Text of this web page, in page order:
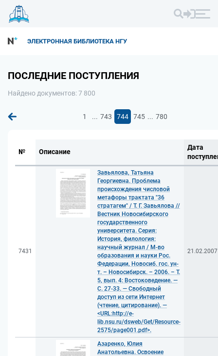
ЭЛЕКТРОННАЯ БИБЛИОТЕКА НГУ
ПОСЛЕДНИЕ ПОСТУПЛЕНИЯ
Найдено документов: 7 800
1 ... 743 744 745 ... 780
№ Описание
Дата
7431
Завьялова, Татьяна
Георгиевна. Проблема
происхождения числовой
метафоры трактата "36
стратагем" / Т. Г. Завьялова //
Вестник Новосибирского
государственного
университета. Серия:
История, филология:
научный журнал / М-во
образования и науки Рос.
Федерации, Новосиб. гос. ун-
т. – Новосибирск. – 2006. – Т.
5, вып. 4: Востоковедение. —
С. 27-33. — Свободный
доступ из сети Интернет
(чтение, цитирование). —
<URL:http://e-
lib.nsu.ru/dsweb/Get/Resource-
2575/page001.pdf>.
21.02.2007
Азаренко, Юлия
Анатольевна. Освоение